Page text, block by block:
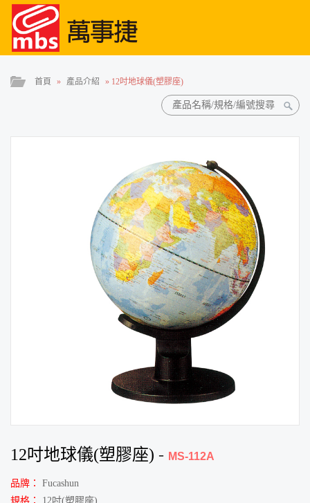
首頁 » 產品介紹 » 12吋地球儀(塑膠座)
12吋地球儀(塑膠座) - MS-112A
品牌：
Fucashun
規格：
12吋(塑膠座)